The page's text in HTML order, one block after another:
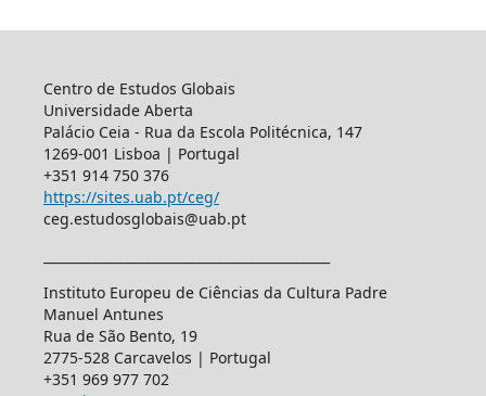
Centro de Estudos Globais
Universidade Aberta
Palácio Ceia - Rua da Escola Politécnica, 147
1269-001 Lisboa | Portugal
+351 914 750 376
https://sites.uab.pt/ceg/
ceg.estudosglobais@uab.pt
Instituto Europeu de Ciências da Cultura Padre
Manuel Antunes
Rua de São Bento, 19
2775-528 Carcavelos | Portugal
+351 969 977 702